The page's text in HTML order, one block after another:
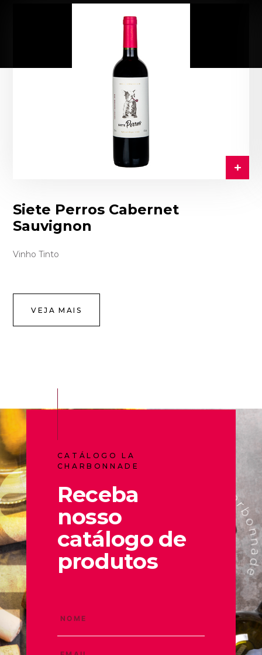
Siete Perros Cabernet
Sauvignon
Vinho Tinto
VEJA MAIS
CATÁLOGO LA
CHARBONNADE
Receba
nosso
catálogo de
produtos